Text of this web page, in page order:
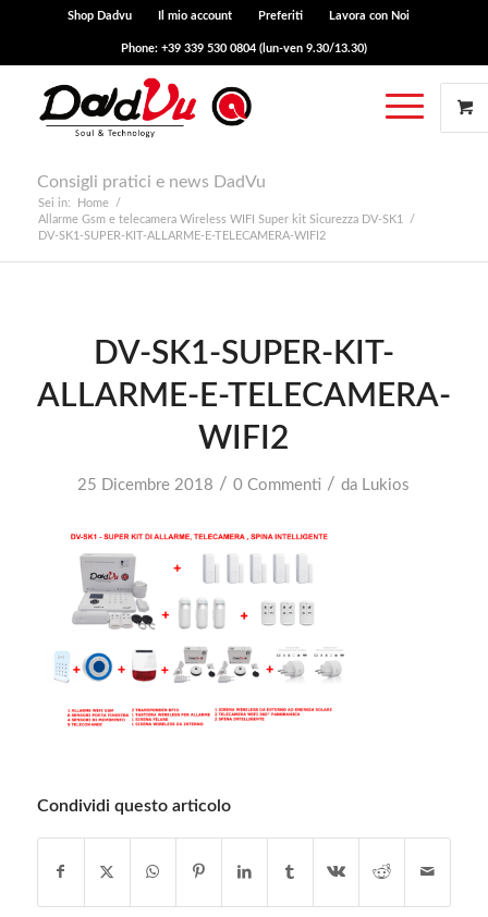
Shop Dadvu Il mio account Preferiti Lavora con Noi
Phone: +39 339 530 0804 (lun-ven 9.30/13.30)
Consigli pratici e news DadVu
Sei in: Home
/
Allarme Gsm e telecamera Wireless WIFI Super kit Sicurezza DV-SK1
/
DV-SK1-SUPER-KIT-ALLARME-E-TELECAMERA-WIFI2
DV-SK1-SUPER-KIT-
ALLARME-E-TELECAMERA-
WIFI2
25 Dicembre 2018 / 0 Commenti / da Lukios
Condividi questo articolo